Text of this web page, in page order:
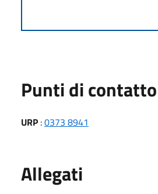
Punti di contatto
URP :0373 8941
Allegati